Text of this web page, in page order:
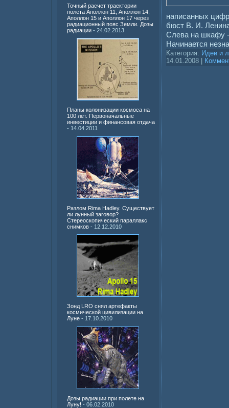
Точный расчет траектории
полета Аполлон 11, Аполлон 14,
Аполлон 15 и Аполлон 17 через
радиационный пояс Земли. Дозы
радиации - 24.02.2013
Планы колонизации космоса на
100 лет. Первоначальные
инвестиции и финансовая отдача
- 14.04.2011
Разлом Rima Hadley. Существует
ли лунный заговор?
Стереоскопический параллакс
снимков - 12.12.2010
Зонд LRO снял артефакты
космической цивилизации на
Луне - 17.10.2010
Дозы радиации при полете на
Луну! - 06.02.2010
написанных
бюст В. И.
Слева на шкафу -
Начинается
Категория: Идеи и
14.01.2008 |